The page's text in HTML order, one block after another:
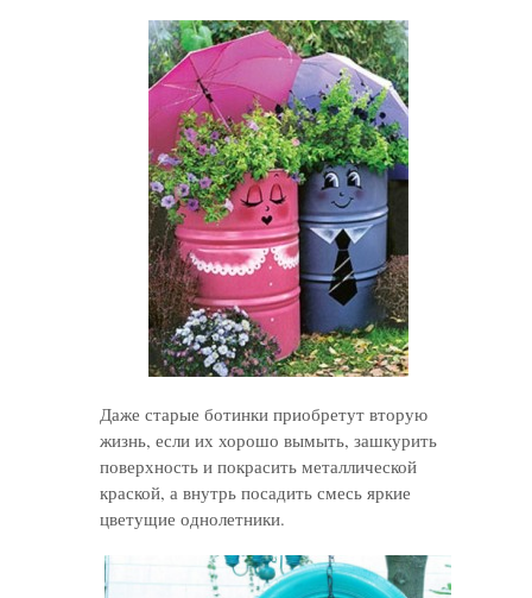
Даже старые ботинки приобретут вторую
жизнь, если их хорошо вымыть, зашкурить
поверхность и покрасить металлической
краской, а внутрь посадить смесь яркие
цветущие однолетники.